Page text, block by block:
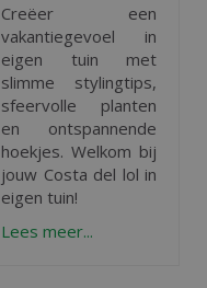
Creëer een
vakantiegevoel in
eigen tuin met
slimme stylingtips,
sfeervolle planten
en ontspannende
hoekjes. Welkom bij
jouw Costa del lol in
eigen tuin!
Lees meer...